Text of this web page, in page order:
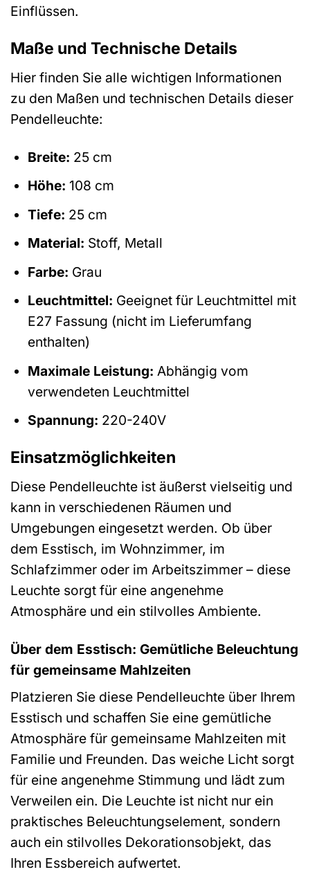
Einflüssen.
Maße und Technische Details
Hier finden Sie alle wichtigen Informationen
zu den Maßen und technischen Details dieser
Pendelleuchte:
Breite: 25 cm
Höhe: 108 cm
Tiefe: 25 cm
Material: Stoff, Metall
Farbe: Grau
Leuchtmittel: Geeignet für Leuchtmittel mit
E27 Fassung (nicht im Lieferumfang
enthalten)
Maximale Leistung: Abhängig vom
verwendeten Leuchtmittel
Spannung: 220-240V
Einsatzmöglichkeiten
Diese Pendelleuchte ist äußerst vielseitig und
kann in verschiedenen Räumen und
Umgebungen eingesetzt werden. Ob über
dem Esstisch, im Wohnzimmer, im
Schlafzimmer oder im Arbeitszimmer – diese
Leuchte sorgt für eine angenehme
Atmosphäre und ein stilvolles Ambiente.
Über dem Esstisch: Gemütliche Beleuchtung
für gemeinsame Mahlzeiten
Platzieren Sie diese Pendelleuchte über Ihrem
Esstisch und schaffen Sie eine gemütliche
Atmosphäre für gemeinsame Mahlzeiten mit
Familie und Freunden. Das weiche Licht sorgt
für eine angenehme Stimmung und lädt zum
Verweilen ein. Die Leuchte ist nicht nur ein
praktisches Beleuchtungselement, sondern
auch ein stilvolles Dekorationsobjekt, das
Ihren Essbereich aufwertet.